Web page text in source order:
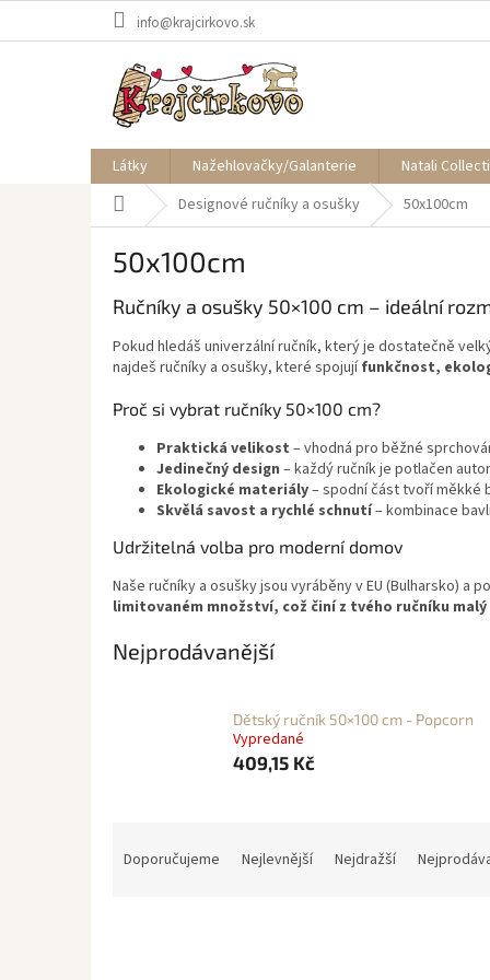
info@krajcirkovo.sk
Látky Nažehlovačky/Galanterie Natali
Domů Designové ručníky a osušky 50x100cm
50x100cm
Ručníky a osušky 50×100 cm – ideální
Pokud hledáš univerzální ručník, který je dostatečně
najdeš ručníky a osušky, které spojujífunkčnost,
Proč si vybrat ručníky 50×100 cm?
Praktická velikost – vhodná pro běžné
Jedinečný design – každý ručník je potlačen
Ekologické materiály– spodní část tvoří měkké
Skvělá savost a rychlé schnutí– kombinace
Udržitelná volba pro moderní domov
Naše ručníky a osušky jsou vyráběny v EU (Bulharsko)
limitovaném množství, což činí z tvého ručníku
Nejprodávanější
Dětský ručník 50×100 cm - Popcorn
Vypredané
409,15 Kč
Doporučujeme Nejlevnější Nejdražší